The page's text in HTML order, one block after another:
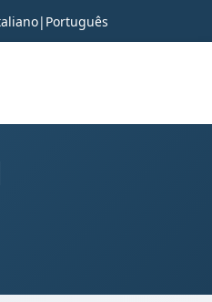
| Português